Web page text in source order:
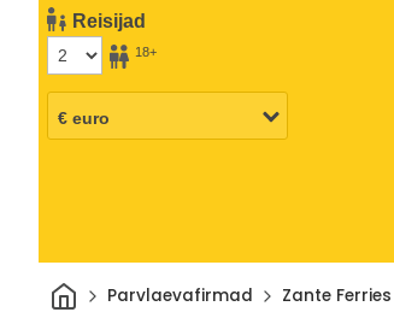
Reisijad
18+
Avaleht
Parvlaevafirmad Zante Ferries